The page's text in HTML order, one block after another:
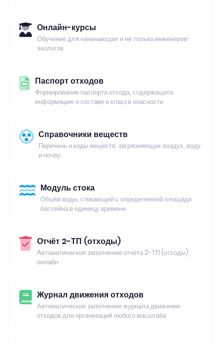
Онлайн-курсы
Обучение для начинающих и не только инженеров-
экологов
Паспорт отходов
Формирование паспорта отхода, содержащего
информацию о составе и классе опасности
Справочники веществ
Перечень и коды веществ, загрязняющих воздух, воду
и почву
Модуль стока
Объём воды, стекающей с определенной площади
бассейна в единицу времени
Отчёт 2-ТП (отходы)
Автоматическое заполнение отчёта 2-ТП (отходы)
онлайн
Журнал движения отходов
Автоматическое заполнение журнала движения
отходов для организаций любого масштаба